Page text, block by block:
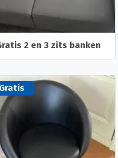
2 en 3 zits banken
Gratis